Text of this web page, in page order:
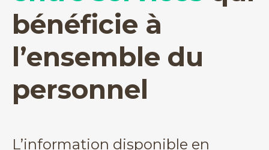
bénéficie à
l’ensemble du
personnel
L’information disponible en